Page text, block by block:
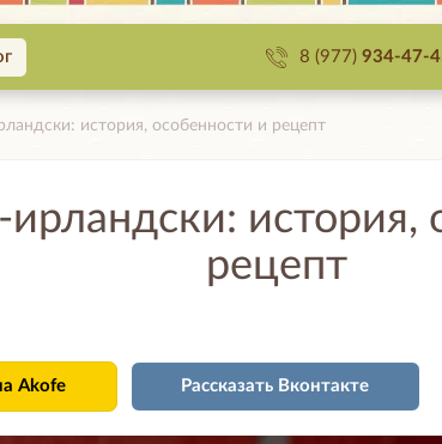
8 (977)934-47-
история, особенности и рецепт
история,
рецепт
Akofe Рассказать Вконтакте